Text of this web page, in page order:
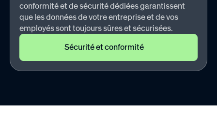
conformité et de sécurité dédiées garantissent
que les données de votre entreprise et de vos
employés sont toujours sûres et sécurisées.
Sécurité et conformité